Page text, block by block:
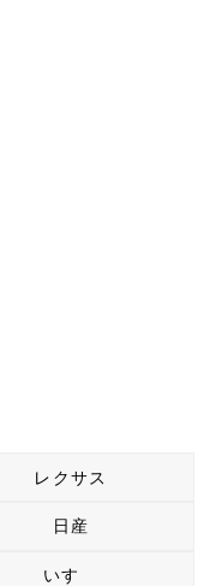
レクサス
日産
いすゞ